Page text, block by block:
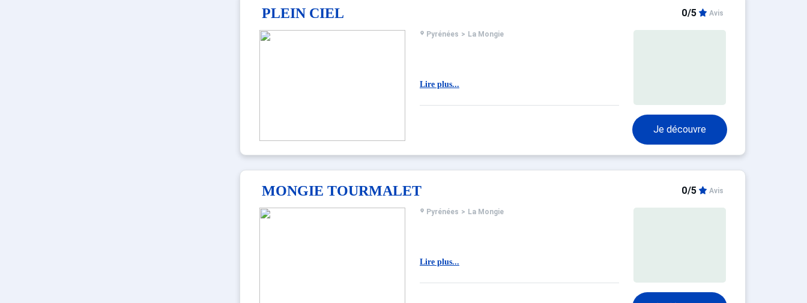
PLEIN CIEL 0/5 Avis
Pyrénées > La Mongie
Lire plus...
Je découvre
MONGIE TOURMALET 0/5 Avis
Pyrénées > La Mongie
Lire plus...